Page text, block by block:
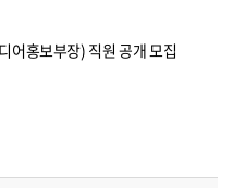
어홍보부장) 직원 공개 모집